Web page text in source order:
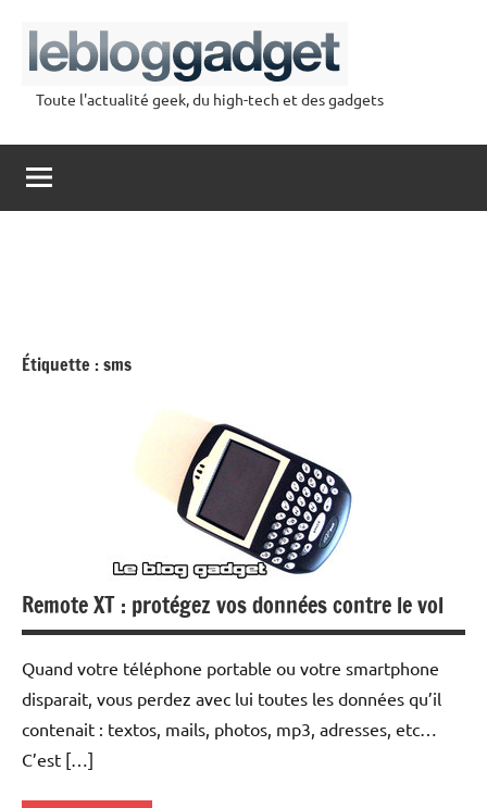
contenu
Toute l'actualité geek, du high-tech et des gadgets
Étiquette :sms
Remote XT : protégez vos données contre le vol
Quand votre téléphone portable ou votre smartphone
disparait, vous perdez avec lui toutes les données qu’il
contenait : textos, mails, photos, mp3, adresses, etc…
C’est […]